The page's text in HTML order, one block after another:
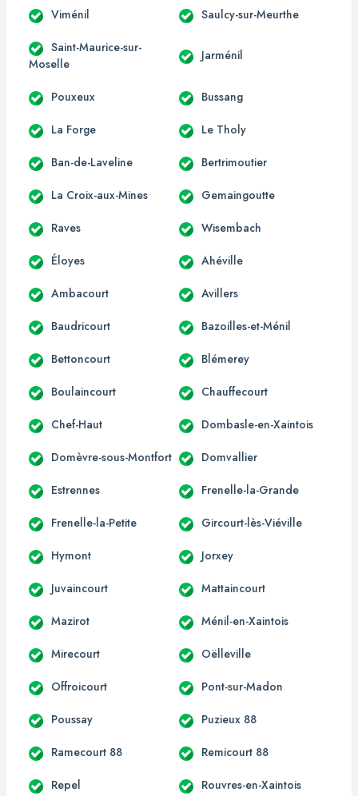
Viménil Saulcy-sur-Meurthe
Saint-Maurice-sur-
Moselle
Jarménil
Pouxeux Bussang
La Forge Le Tholy
Ban-de-Laveline Bertrimoutier
La Croix-aux-Mines Gemaingoutte
Raves Wisembach
Éloyes Ahéville
Ambacourt Avillers
Baudricourt Bazoilles-et-Ménil
Bettoncourt Blémerey
Boulaincourt Chauffecourt
Chef-Haut Dombasle-en-Xaintois
Domèvre-sous-Montfort Domvallier
Estrennes Frenelle-la-Grande
Frenelle-la-Petite Gircourt-lès-Viéville
Hymont Jorxey
Juvaincourt Mattaincourt
Mazirot Ménil-en-Xaintois
Mirecourt Oëlleville
Offroicourt Pont-sur-Madon
Poussay Puzieux 88
Ramecourt 88 Remicourt 88
Repel Rouvres-en-Xaintois